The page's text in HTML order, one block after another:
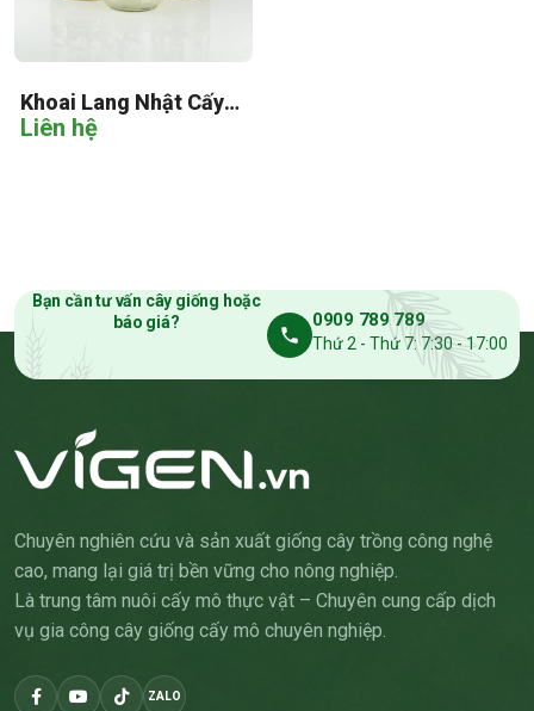
Khoai Lang Nhật Cấy
Mô
Liên hệ
Bạn cần tư vấn cây giống hoặc
báo giá?
0909 789 789
Thứ 2 - Thứ 7: 7:30 - 17:00
Chuyên nghiên cứu và sản xuất giống cây trồng công nghệ
cao, mang lại giá trị bền vững cho nông nghiệp.
Là trung tâm nuôi cấy mô thực vật – Chuyên cung cấp dịch
vụ gia công cây giống cấy mô chuyên nghiệp.
ZALO